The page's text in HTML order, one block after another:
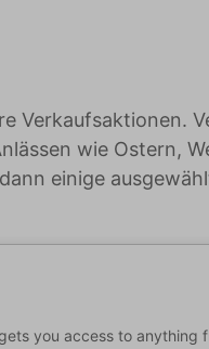
wie Ostern,
einige
you access to